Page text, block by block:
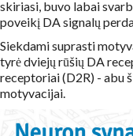
skiriasi, buvo labai
poveikį DA signalų
Siekdami suprasti
tyrė dviejų rūšių DA
receptoriai (D2R) - abu
motyvacijai.